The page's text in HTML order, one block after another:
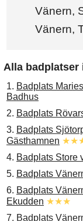
Vänern,
Vänern,
Alla badplatser
1. Badplats
Badhus
2. Badplats
3. Badplats
Gästhamnen
4. Badplats Store
5. Badplats
6. Badplats
Ekudden ★★★
7. Badplats